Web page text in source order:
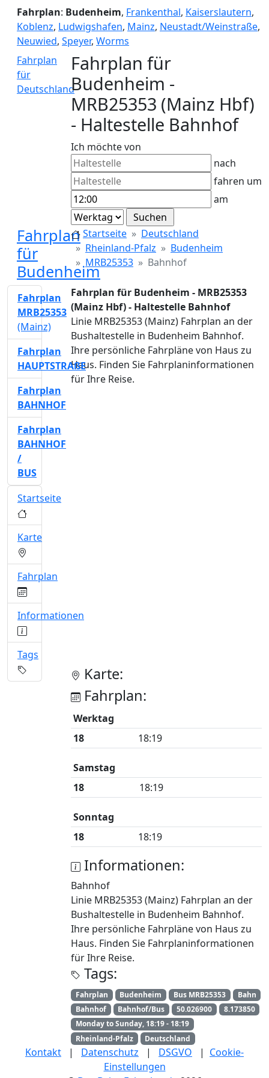
Fahrplan: Budenheim, Frankenthal, Kaiserslautern,
Koblenz, Ludwigshafen, Mainz, Neustadt/Weinstraße,
Neuwied, Speyer, Worms
Fahrplan
für
Deutschland
Fahrplan für
Budenheim -
MRB25353 (Mainz Hbf)
- Haltestelle Bahnhof
Ich möchte von
nach
fahren um
am
Fahrplan
für
Budenheim
Startseite
Deutschland
Rheinland-Pfalz
Budenheim
MRB25353
Bahnhof
Fahrplan für Budenheim - MRB25353
(Mainz Hbf) - Haltestelle Bahnhof
Linie MRB25353 (Mainz) Fahrplan an der
Bushaltestelle in Budenheim Bahnhof.
Ihre persönliche Fahrpläne von Haus zu
Haus. Finden Sie Fahrplaninformationen
für Ihre Reise.
Karte:
Fahrplan:
Werktag
18
18:19
Samstag
18
18:19
Sonntag
18
18:19
Informationen:
Bahnhof
Linie MRB25353 (Mainz) Fahrplan an der
Bushaltestelle in Budenheim Bahnhof.
Ihre persönliche Fahrpläne von Haus zu
Haus. Finden Sie Fahrplaninformationen
für Ihre Reise.
Tags:
Fahrplan Budenheim Bus MRB25353
Bahn
Bahnhof
Bahnhof/Bus 50.026900
8.173850
Monday to Sunday, 18:19 - 18:19
Rheinland-Pfalz
Deutschland
Fahrplan
MRB25353
(Mainz)
Fahrplan
HAUPTSTRAßE
Fahrplan
BAHNHOF
Fahrplan
BAHNHOF
/
BUS
Startseite
Karte
Fahrplan
Informationen
Tags
Kontakt | Datenschutz | DSGVO | Cookie-
Einstellungen